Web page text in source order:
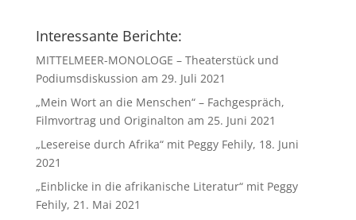
Interessante Berichte:
MITTELMEER-MONOLOGE – Theaterstück und
Podiumsdiskussion am 29. Juli 2021
„Mein Wort an die Menschen“ – Fachgespräch,
Filmvortrag und Originalton am 25. Juni 2021
„Lesereise durch Afrika“ mit Peggy Fehily, 18. Juni
2021
„Einblicke in die afrikanische Literatur“ mit Peggy
Fehily, 21. Mai 2021